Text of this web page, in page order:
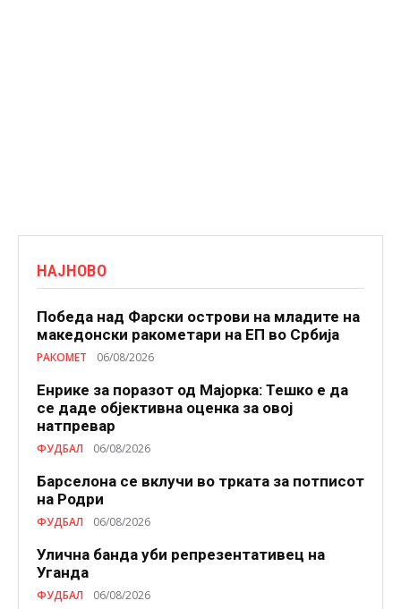
НАЈНОВО
Победа над Фарски острови на младите на
македонски ракометари на ЕП во Србија
РАКОМЕТ 06/08/2026
Енрике за поразот од Мајорка: Тешко е да
се даде објективна оценка за овој
натпревар
ФУДБАЛ 06/08/2026
Барселона се вклучи во трката за потписот
на Родри
ФУДБАЛ 06/08/2026
Улична банда уби репрезентативец на
Уганда
ФУДБАЛ 06/08/2026